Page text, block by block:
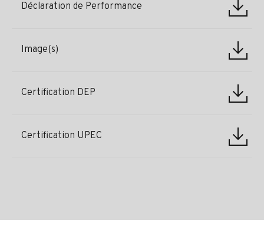
Déclaration de Performance
Image(s)
Certification DEP
Certification UPEC